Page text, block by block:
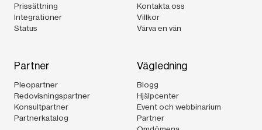
Prissättning
Integrationer
Status
Kontakta oss
Villkor
Värva en vän
Partner
Pleopartner
Redovisningspartner
Konsultpartner
Partnerkatalog
Vägledning
Blogg
Hjälpcenter
Event och webbinarium
Partner